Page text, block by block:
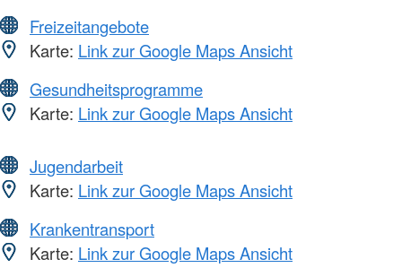
Freizeitangebote
Karte: Link zur Google Maps Ansicht
Gesundheitsprogramme
Karte: Link zur Google Maps Ansicht
Jugendarbeit
Karte: Link zur Google Maps Ansicht
Krankentransport
Karte: Link zur Google Maps Ansicht